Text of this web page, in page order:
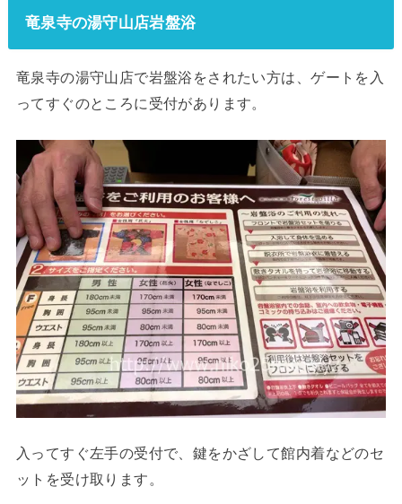
竜泉寺の湯守山店岩盤浴
竜泉寺の湯守山店で岩盤浴をされたい方は、ゲートを入
ってすぐのところに受付があります。
入ってすぐ左手の受付で、鍵をかざして館内着などのセ
ットを受け取ります。